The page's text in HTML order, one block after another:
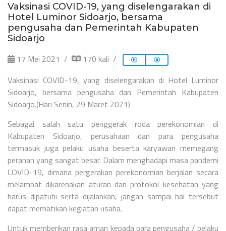
Vaksinasi COVID-19, yang diselengarakan di
Hotel Luminor Sidoarjo, bersama
pengusaha dan Pemerintah Kabupaten
Sidoarjo
17 Mei 2021
170 kali
Vaksinasi COVID-19, yang diselengarakan di Hotel Luminor
Sidoarjo, bersama pengusaha dan Pemerintah Kabupaten
Sidoarjo.(Hari Senin, 29 Maret 2021)
Sebagai salah satu penggerak roda perekonomian di
Kabupaten Sidoarjo, perusahaan dan para pengusaha
termasuk juga pelaku usaha beserta karyawan memegang
peranan yang sangat besar. Dalam menghadapi masa pandemi
COVID-19, dimana pergerakan perekonomian berjalan secara
melambat dikarenakan aturan dan protokol kesehatan yang
harus dipatuhi serta dijalankan, jangan sampai hal tersebut
dapat mematikan kegiatan usaha.
Untuk memberikan rasa aman kepada para pengusaha / pelaku